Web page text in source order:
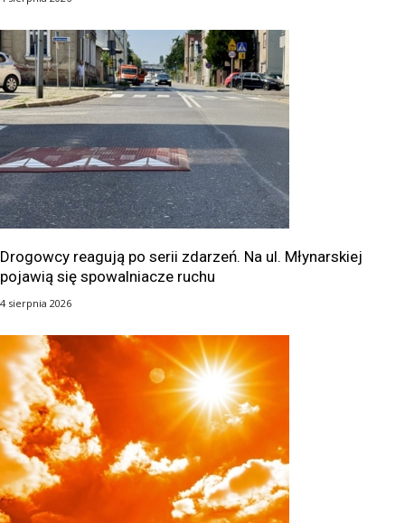
Drogowcy reagują po serii zdarzeń. Na ul. Młynarskiej
pojawią się spowalniacze ruchu
4 sierpnia 2026